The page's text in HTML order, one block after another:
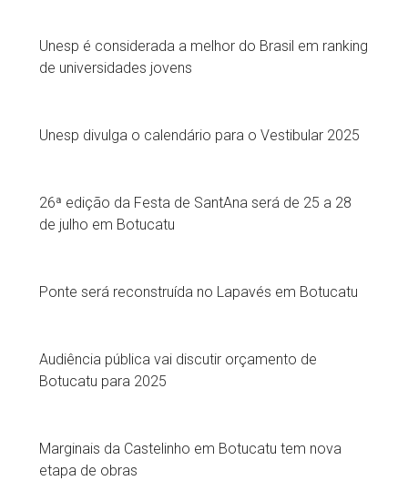
Unesp é considerada a melhor do Brasil em ranking
de universidades jovens
Unesp divulga o calendário para o Vestibular 2025
26ª edição da Festa de SantAna será de 25 a 28
de julho em Botucatu
Ponte será reconstruída no Lapavés em Botucatu
Audiência pública vai discutir orçamento de
Botucatu para 2025
Marginais da Castelinho em Botucatu tem nova
etapa de obras